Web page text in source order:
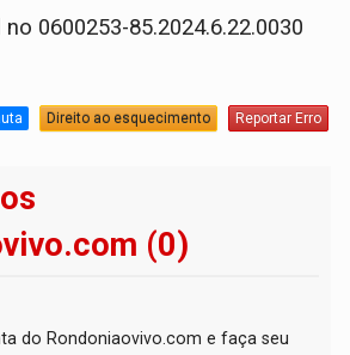
0600253-85.2024.6.22.0030
Direito ao esquecimento Reportar Erro
(0)
do Rondoniaovivo.com e faça seu